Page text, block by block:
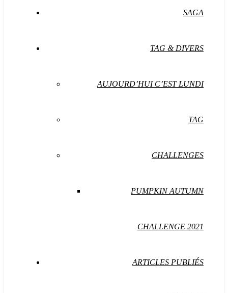
SAGA
TAG & DIVERS
AUJOURD’HUI C’EST LUNDI
TAG
CHALLENGES
PUMPKIN AUTUMN
CHALLENGE 2021
ARTICLES PUBLIÉS